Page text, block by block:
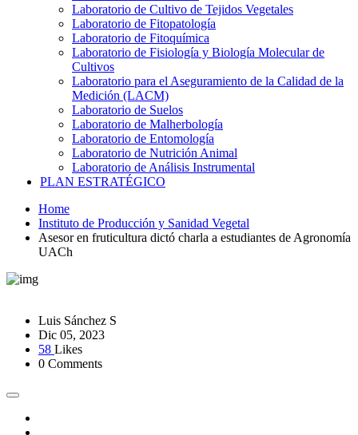
Laboratorio de Cultivo de Tejidos Vegetales
Laboratorio de Fitopatología
Laboratorio de Fitoquímica
Laboratorio de Fisiología y Biología Molecular de
Cultivos
Laboratorio para el Aseguramiento de la Calidad de la
Medición (LACM)
Laboratorio de Suelos
Laboratorio de Malherbología
Laboratorio de Entomología
Laboratorio de Nutrición Animal
Laboratorio de Análisis Instrumental
PLAN ESTRATÉGICO
Home
Instituto de Producción y Sanidad Vegetal
Asesor en fruticultura dictó charla a estudiantes de Agronomía
UACh
Luis Sánchez S
Dic 05, 2023
58 Likes
0 Comments